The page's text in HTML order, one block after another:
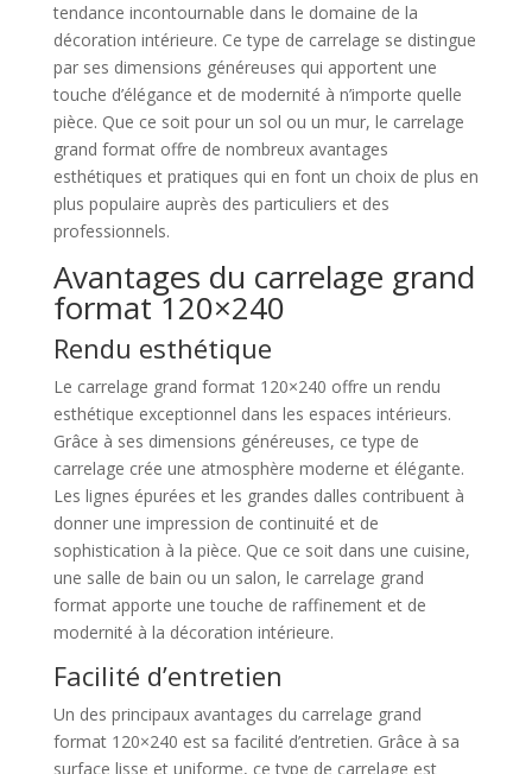
tendance incontournable dans le domaine de la
décoration intérieure. Ce type de carrelage se distingue
par ses dimensions généreuses qui apportent une
touche d’élégance et de modernité à n’importe quelle
pièce. Que ce soit pour un sol ou un mur, le carrelage
grand format offre de nombreux avantages
esthétiques et pratiques qui en font un choix de plus en
plus populaire auprès des particuliers et des
professionnels.
Avantages du carrelage grand
format 120×240
Rendu esthétique
Le carrelage grand format 120×240 offre un rendu
esthétique exceptionnel dans les espaces intérieurs.
Grâce à ses dimensions généreuses, ce type de
carrelage crée une atmosphère moderne et élégante.
Les lignes épurées et les grandes dalles contribuent à
donner une impression de continuité et de
sophistication à la pièce. Que ce soit dans une cuisine,
une salle de bain ou un salon, le carrelage grand
format apporte une touche de raffinement et de
modernité à la décoration intérieure.
Facilité d’entretien
Un des principaux avantages du carrelage grand
format 120×240 est sa facilité d’entretien. Grâce à sa
surface lisse et uniforme, ce type de carrelage est